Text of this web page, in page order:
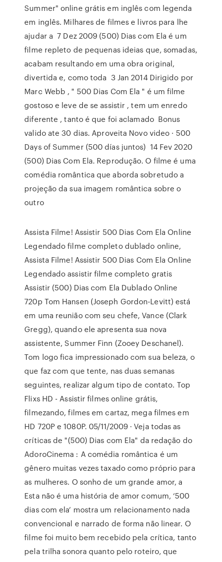
Summer" online grátis em inglês com legenda
em inglês. Milhares de filmes e livros para lhe
ajudar a 7 Dez 2009 (500) Dias com Ela é um
filme repleto de pequenas ideias que, somadas,
acabam resultando em uma obra original,
divertida e, como toda 3 Jan 2014 Dirigido por
Marc Webb , " 500 Dias Com Ela " é um filme
gostoso e leve de se assistir , tem um enredo
diferente , tanto é que foi aclamado Bonus
valido ate 30 dias. Aproveita Novo video · 500
Days of Summer (500 días juntos) 14 Fev 2020
(500) Dias Com Ela. Reprodução. O filme é uma
comédia romântica que aborda sobretudo a
projeção da sua imagem romântica sobre o
outro
Assista Filme! Assistir 500 Dias Com Ela Online
Legendado filme completo dublado online,
Assista Filme! Assistir 500 Dias Com Ela Online
Legendado assistir filme completo gratis
Assistir (500) Dias com Ela Dublado Online
720p Tom Hansen (Joseph Gordon-Levitt) está
em uma reunião com seu chefe, Vance (Clark
Gregg), quando ele apresenta sua nova
assistente, Summer Finn (Zooey Deschanel).
Tom logo fica impressionado com sua beleza, o
que faz com que tente, nas duas semanas
seguintes, realizar algum tipo de contato. Top
Flixs HD - Assistir filmes online grátis,
filmezando, filmes em cartaz, mega filmes em
HD 720P e 1080P. 05/11/2009 · Veja todas as
críticas de "(500) Dias com Ela" da redação do
AdoroCinema : A comédia romântica é um
gênero muitas vezes taxado como próprio para
as mulheres. O sonho de um grande amor, a
Esta não é uma história de amor comum, ‘500
dias com ela’ mostra um relacionamento nada
convencional e narrado de forma não linear. O
filme foi muito bem recebido pela crítica, tanto
pela trilha sonora quanto pelo roteiro, que